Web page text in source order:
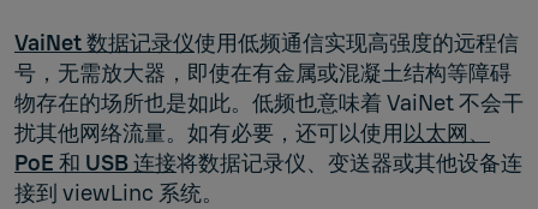
VaiNet 数据记录仪使用低频通信实现高强度的远程信
号，无需放大器，即使在有金属或混凝土结构等障碍
物存在的场所也是如此。低频也意味着 VaiNet 不会干
扰其他网络流量。如有必要，还可以使用以太网、
PoE 和 USB 连接将数据记录仪、变送器或其他设备连
接到 viewLinc 系统。